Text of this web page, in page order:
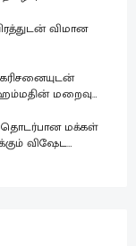
விமான
மறைவு
உலமா
தொடர்பான மக்கள்
விஷேட